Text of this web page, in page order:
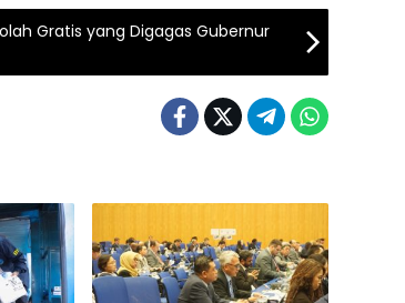
Gratis yang Digagas Gubernur